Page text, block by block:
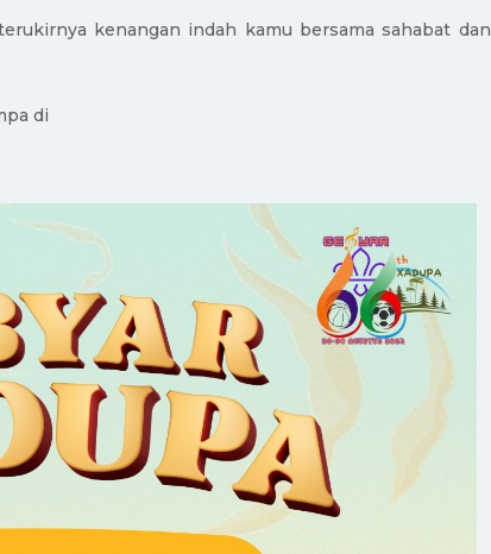
kenangan indah kamu bersama sahabat dan
di